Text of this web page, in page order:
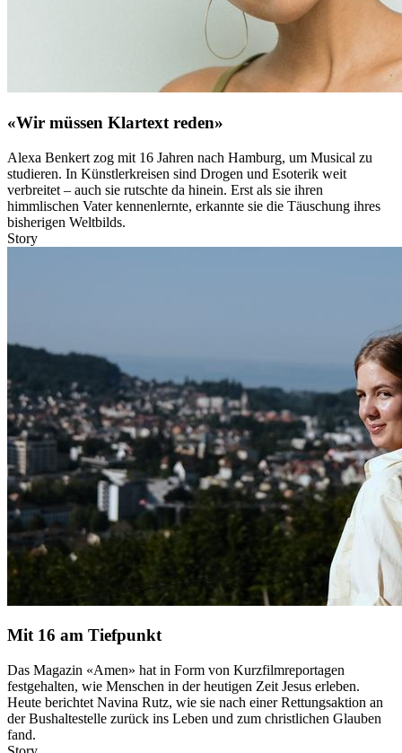
«Wir müssen Klartext reden»
Alexa Benkert zog mit 16 Jahren nach Hamburg, um Musical zu
studieren. In Künstlerkreisen sind Drogen und Esoterik weit
verbreitet – auch sie rutschte da hinein. Erst als sie ihren
himmlischen Vater kennenlernte, erkannte sie die Täuschung ihres
bisherigen Weltbilds.
Story
Mit 16 am Tiefpunkt
Das Magazin «Amen» hat in Form von Kurzfilmreportagen
festgehalten, wie Menschen in der heutigen Zeit Jesus erleben.
Heute berichtet Navina Rutz, wie sie nach einer Rettungsaktion an
der Bushaltestelle zurück ins Leben und zum christlichen Glauben
fand.